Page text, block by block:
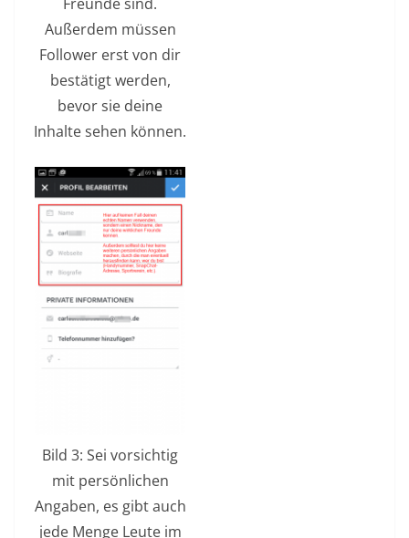
Außerdem müssen
Follower erst von dir
bestätigt werden,
bevor sie deine
Inhalte sehen können.
Bild 3: Sei vorsichtig
mit persönlichen
Angaben, es gibt auch
jede Menge Leute im